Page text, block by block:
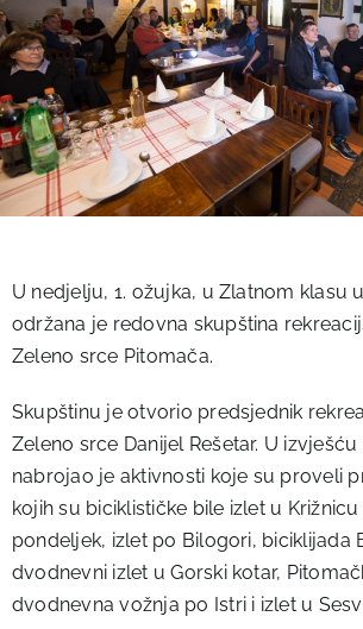
U nedjelju, 1. ožujka, u Zlatnom klasu
održana je redovna skupština
Zeleno srce Pitomača.
Skupštinu je otvorio predsjednik
Zeleno srce Danijel Rešetar. U
nabrojao je aktivnosti koje su proveli
kojih su biciklističke bile izlet u Križnicu
pondeljek, izlet po Bilogori, biciklijada
dvodnevni izlet u Gorski kotar,
dvodnevna vožnja po Istri i izlet u